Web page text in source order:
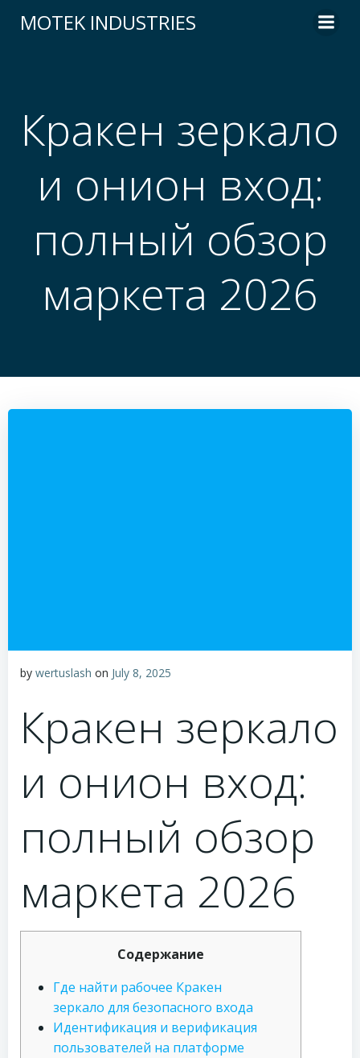
to
MOTEK INDUSTRIES
Кракен зеркало
и онион вход:
полный обзор
маркета 2026
by wertuslash on July 8, 2025
Кракен зеркало
и онион вход:
полный обзор
маркета 2026
Содержание
Где найти рабочее Кракен
зеркало для безопасного входа
Идентификация и верификация
пользователей на платформе